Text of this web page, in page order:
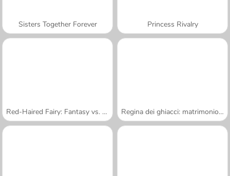
Sisters Together Forever Princess Rivalry
Red-Haired Fairy: Fantasy vs. Reality Regina dei ghiacci: matrimonio rovinato